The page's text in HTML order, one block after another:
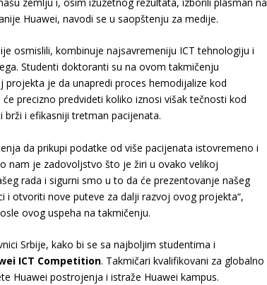
Huawei, navodi se u saopštenju za medije.
osmislili, kombinuje najsavremeniju ICT tehnologiju i
Studenti doktoranti su na ovom takmičenju
je da unapredi proces hemodijalize kod
precizno predvideti koliko iznosi višak tečnosti kod
i efikasniji tretman pacijenata.
da prikupi podatke od više pacijenata istovremeno i
nam je zadovoljstvo što je žiri u ovako velikoj
rada i sigurni smo u to da će prezentovanje našeg
otvoriti nove puteve za dalji razvoj ovog projekta“,
ovog uspeha na takmičenju.
Srbije, kako bi se sa najboljim studentima i
ICT Competition. Takmičari kvalifikovani za globalno
Huawei postrojenja i istraže Huawei kampus.